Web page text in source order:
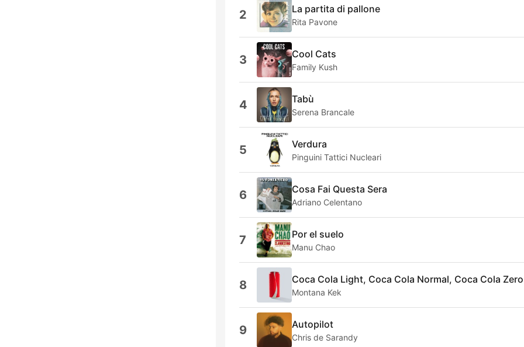
2 La partita di pallone
Rita Pavone
3 Cool Cats
Family Kush
4 Tabù
Serena Brancale
5 Verdura
Pinguini Tattici Nucleari
6 Cosa Fai Questa Sera
Adriano Celentano
7 Por el suelo
Manu Chao
8 Coca Cola Light, Coca Cola Normal, Coca Cola Zero
Montana Kek
9 Autopilot
Chris de Sarandy